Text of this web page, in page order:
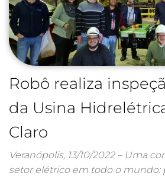
Robô realiza
da Usina
Claro
Veranópolis, 13/10/2022 – Uma
setor elétrico em todo o mundo: